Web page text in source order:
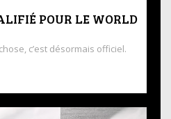
POUR LE WORLD
c’est désormais officiel.